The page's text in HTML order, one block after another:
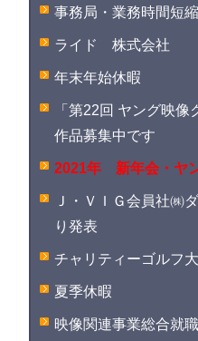
事務局・業務時間短
ライド 株式会社
年末年始休暇
「第22回 ヤング映像
作品募集中です
2021年 新年会・ヤ
Ｊ・ＶＩＧ会員社㈱
り発表
チャリティーゴルフ
夏季休暇
映像関連事業総合就